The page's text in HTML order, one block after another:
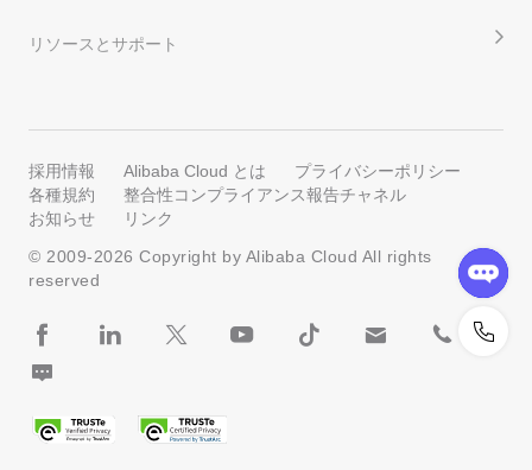
リソースとサポート
採用情報 Alibaba Cloud とは
プライバシーポリシー
各種規約
整合性コンプライアンス報告チャネル
お知らせ
リンク
© 2009-2026 Copyright by Alibaba Cloud All rights
reserved